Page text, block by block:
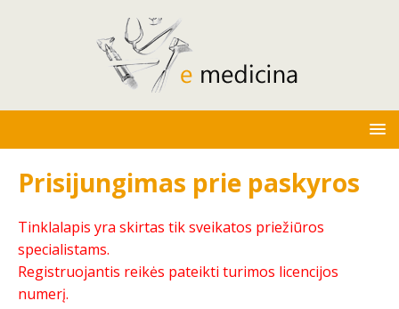
Prisijungimas prie paskyros
Tinklalapis yra skirtas tik sveikatos priežiūros
specialistams.
Registruojantis reikės pateikti turimos licencijos
numerį.